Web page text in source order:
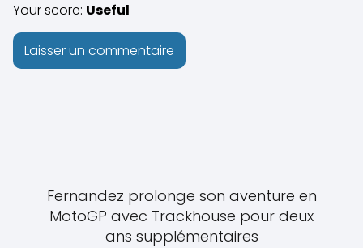
Your score: Useful
Fernandez prolonge son aventure en
MotoGP avec Trackhouse pour deux
ans supplémentaires